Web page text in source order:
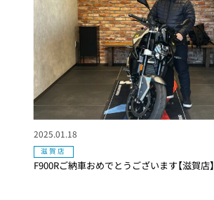
F900Rご納車おめでとうございます【滋賀店】
2025.01.18
滋賀店